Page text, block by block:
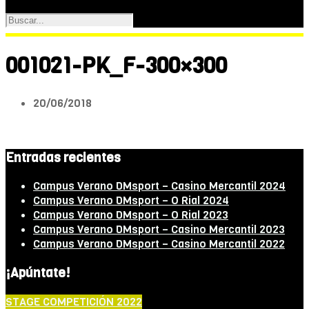
001021-PK_F-300×300
20/06/2018
Entradas recientes
Campus Verano DMsport – Casino Mercantil 2024
Campus Verano DMsport – O Rial 2024
Campus Verano DMsport – O Rial 2023
Campus Verano DMsport – Casino Mercantil 2023
Campus Verano DMsport – Casino Mercantil 2022
¡Apúntate!
STAGE COMPETICIÓN 2022